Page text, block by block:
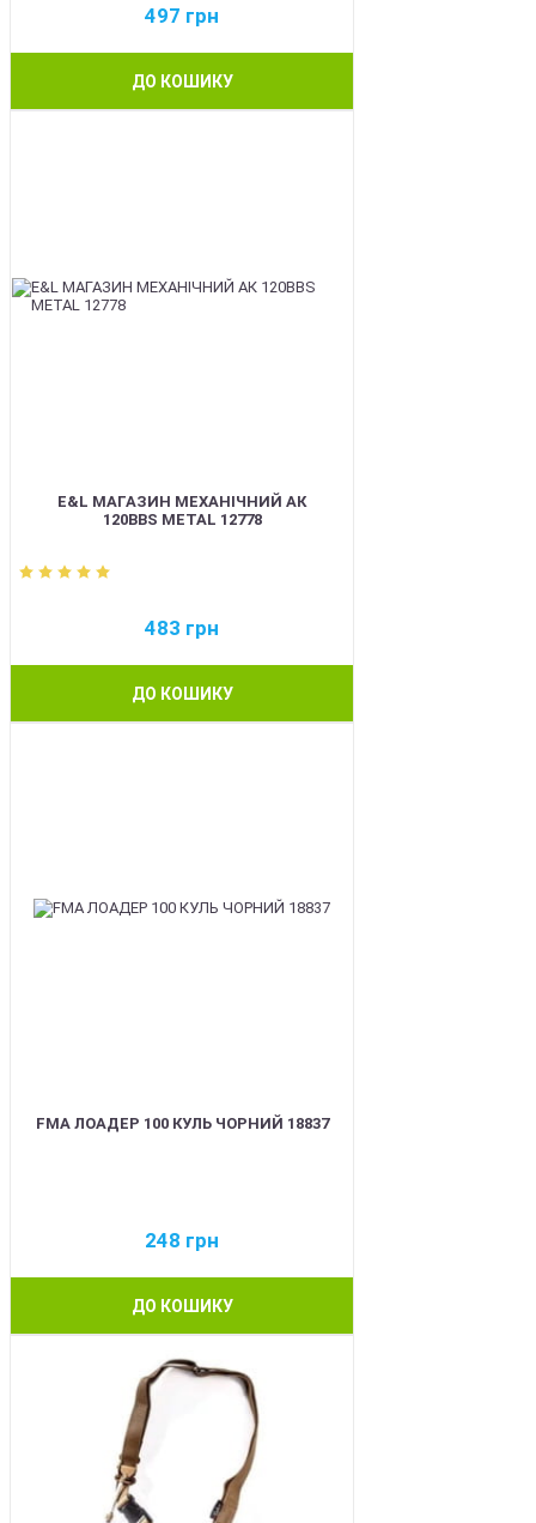
497 грн
ДО КОШИКУ
E&L МАГАЗИН МЕХАНІЧНИЙ АК
120BBS METAL 12778
483 грн
ДО КОШИКУ
FMA ЛОАДЕР 100 КУЛЬ ЧОРНИЙ 18837
248 грн
ДО КОШИКУ